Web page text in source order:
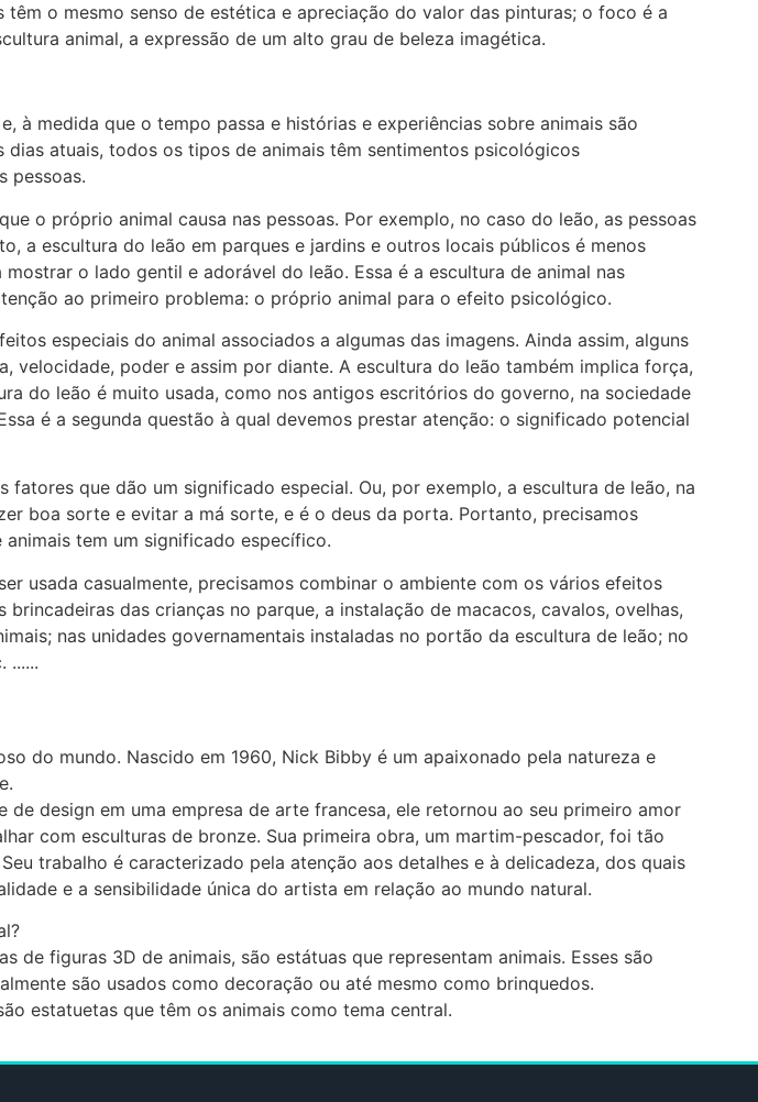
têm o mesmo senso de estética e apreciação do valor das pinturas; o foco é a
animal, a expressão de um alto grau de beleza imagética.
à medida que o tempo passa e histórias e experiências sobre animais são
atuais, todos os tipos de animais têm sentimentos psicológicos
pessoas.
o próprio animal causa nas pessoas. Por exemplo, no caso do leão, as pessoas
a escultura do leão em parques e jardins e outros locais públicos é menos
o lado gentil e adorável do leão. Essa é a escultura de animal nas
ao primeiro problema: o próprio animal para o efeito psicológico.
especiais do animal associados a algumas das imagens. Ainda assim, alguns
velocidade, poder e assim por diante. A escultura do leão também implica força,
do leão é muito usada, como nos antigos escritórios do governo, na sociedade
é a segunda questão à qual devemos prestar atenção: o significado potencial
fatores que dão um significado especial. Ou, por exemplo, a escultura de leão, na
boa sorte e evitar a má sorte, e é o deus da porta. Portanto, precisamos
tem um significado específico.
usada casualmente, precisamos combinar o ambiente com os vários efeitos
das crianças no parque, a instalação de macacos, cavalos, ovelhas,
nas unidades governamentais instaladas no portão da escultura de leão; no
......
do mundo. Nascido em 1960, Nick Bibby é um apaixonado pela natureza e
design em uma empresa de arte francesa, ele retornou ao seu primeiro amor
com esculturas de bronze. Sua primeira obra, um martim-pescador, foi tão
trabalho é caracterizado pela atenção aos detalhes e à delicadeza, dos quais
e a sensibilidade única do artista em relação ao mundo natural.
de figuras 3D de animais, são estátuas que representam animais. Esses são
são usados como decoração ou até mesmo como brinquedos.
estatuetas que têm os animais como tema central.